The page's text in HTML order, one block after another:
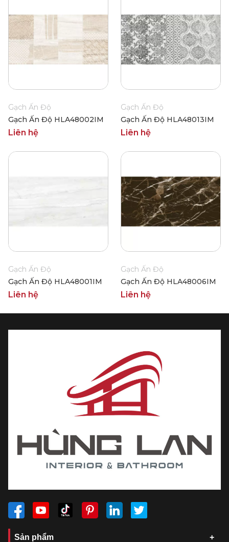
Gạch Ấn Độ
Gạch Ấn Độ HLA48002IM
Liên hệ
Gạch Ấn Độ
Gạch Ấn Độ HLA48013IM
Liên hệ
Gạch Ấn Độ
Gạch Ấn Độ HLA48001IM
Liên hệ
Gạch Ấn Độ
Gạch Ấn Độ HLA48006IM
Liên hệ
Sản phẩm